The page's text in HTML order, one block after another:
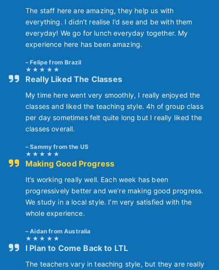
The staff here are amazing, they help us with
everything. I didn’t realise I’d see and be with them
everyday! We go for lunch everyday together. My
experience here has been amazing.
Felipe from Brazil
Really Liked The Classes
My time here went very smoothly, I really enjoyed the
classes and liked the teaching style. 4h of group class
per day sometimes felt quite long but I really liked the
classes overall.
Sammy from the US
Making Good Progress
It’s working really well. Each week has been
progressively better and we’re making good progress.
We study in a local style. I’m very satisfied with the
whole experience.
Aidan from Australia
I Plan to Come Back to LTL
The teachers vary in teaching style, but they are really